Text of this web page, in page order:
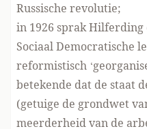
Russische revolutie;
in 1926 sprak Hilferding
Sociaal Democratische
reformistisch
betekende dat de staat
(getuige de grondwet
meerderheid van de